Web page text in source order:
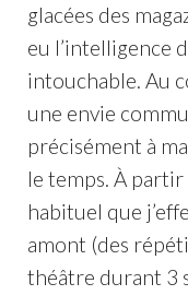
glacées des
eu l’intelligence
intouchable. Au
une envie
précisément à
le temps. À partir
habituel que
amont (des
théâtre durant 3